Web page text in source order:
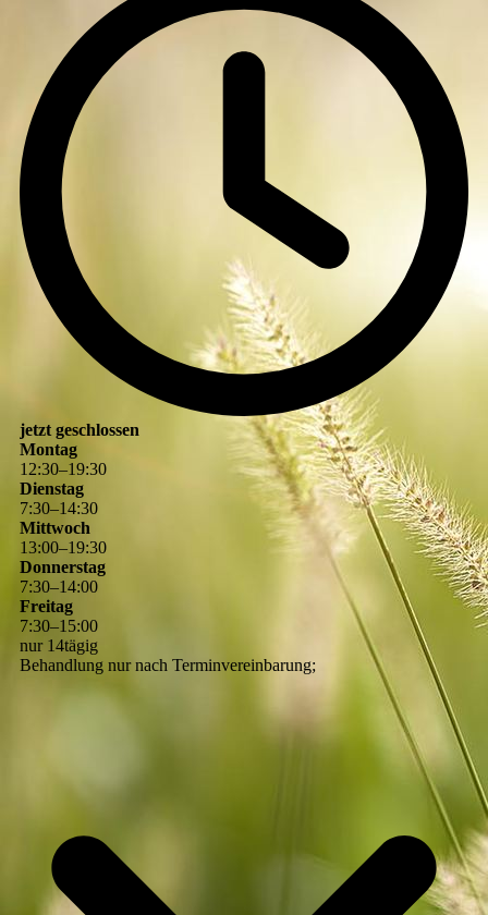
jetzt geschlossen
Montag
12:30–19:30
Dienstag
7:30–14:30
Mittwoch
13:00–19:30
Donnerstag
7:30–14:00
Freitag
7:30–15:00
nur 14tägig
Behandlung nur nach Terminvereinbarung;